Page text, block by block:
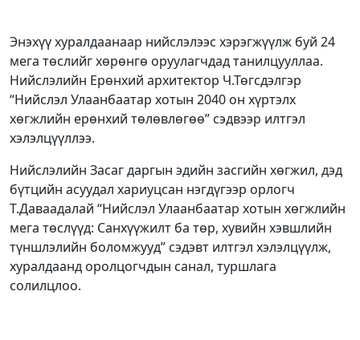
Энэхүү хуралдаанаар нийслэлээс хэрэгжүүлж буй 24
мега төслийг хөрөнгө оруулагчдад танилцууллаа.
Нийслэлийн Ерөнхий архитектор Ч.Төгсдэлгэр
“Нийслэл Улаанбаатар хотын 2040 он хүртэлх
хөгжлийн ерөнхий төлөвлөгөө” сэдвээр илтгэл
хэлэлцүүллээ.
Нийслэлийн Засаг даргын эдийн засгийн хөгжил, дэд
бүтцийн асуудал хариуцсан нэгдүгээр орлогч
Т.Даваадалай “Нийслэл Улаанбаатар хотын хөгжлийн
мега төслүүд: Санхүүжилт ба төр, хувийн хэвшлийн
түншлэлийн боломжууд” сэдэвт илтгэл хэлэлцүүлж,
хуралдаанд оролцогчдын санал, туршлага
солилцлоо.